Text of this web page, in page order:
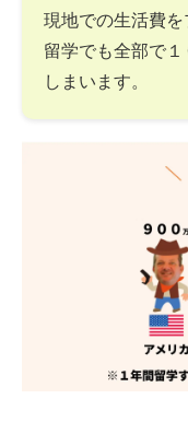
現地での生活費
留学でも全部で
しまいます。